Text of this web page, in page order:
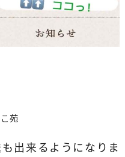
苑
出来るようになりま